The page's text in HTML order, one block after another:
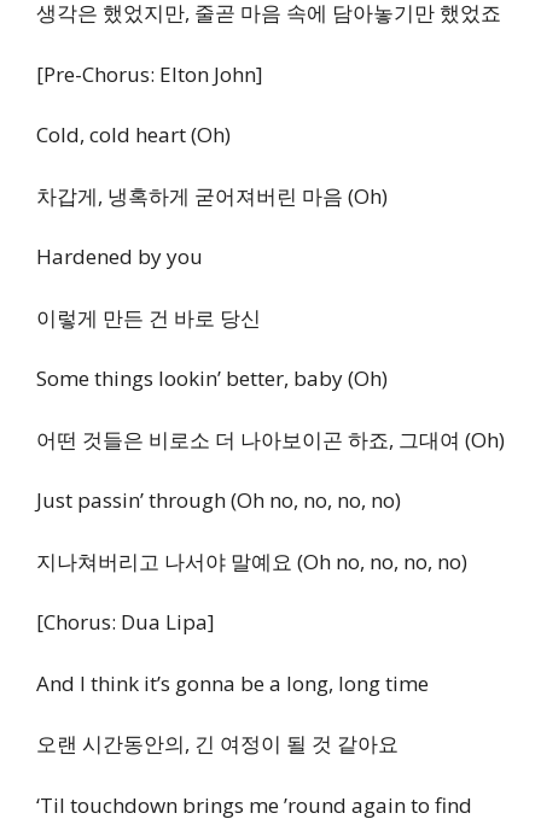
생각은 했었지만, 줄곧 마음 속에 담아놓기만 했었죠
[Pre-Chorus: Elton John]
Cold, cold heart (Oh)
차갑게, 냉혹하게 굳어져버린 마음 (Oh)
Hardened by you
이렇게 만든 건 바로 당신
Some things lookin’ better, baby (Oh)
어떤 것들은 비로소 더 나아보이곤 하죠, 그대여 (Oh)
Just passin’ through (Oh no, no, no, no)
지나쳐버리고 나서야 말예요 (Oh no, no, no, no)
[Chorus: Dua Lipa]
And I think it’s gonna be a long, long time
오랜 시간동안의, 긴 여정이 될 것 같아요
‘Til touchdown brings me ’round again to find